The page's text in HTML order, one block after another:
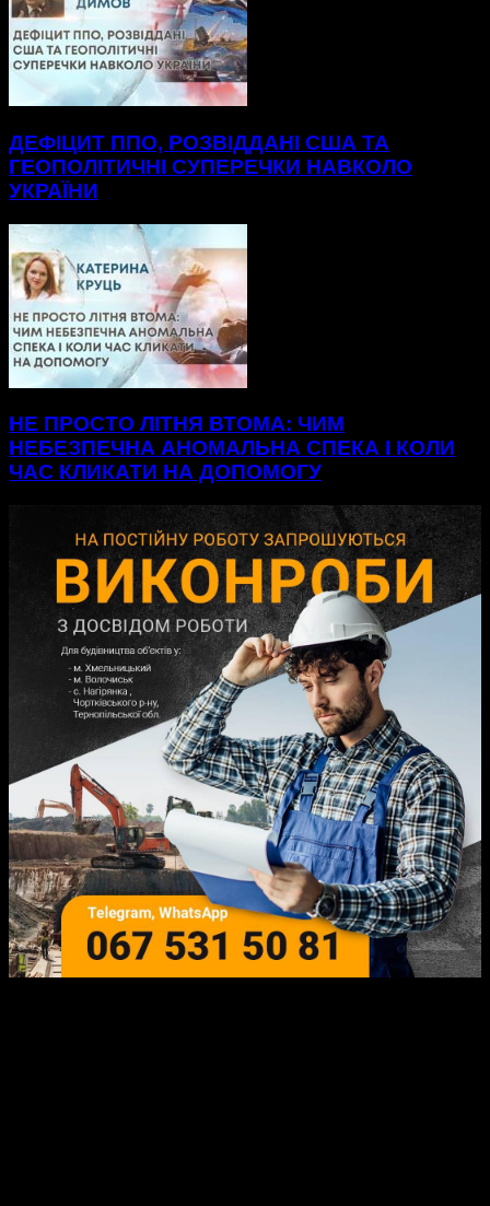
ДЕФІЦИТ ППО, РОЗВІДДАНІ США ТА
ГЕОПОЛІТИЧНІ СУПЕРЕЧКИ НАВКОЛО
УКРАЇНИ
НЕ ПРОСТО ЛІТНЯ ВТОМА: ЧИМ
НЕБЕЗПЕЧНА АНОМАЛЬНА СПЕКА І КОЛИ
ЧАС КЛИКАТИ НА ДОПОМОГУ